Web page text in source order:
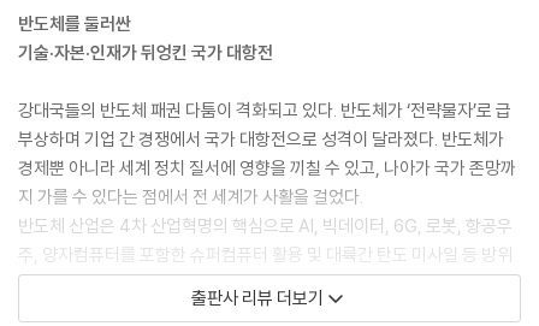
이동 중이다. 학습 중심의 GPU, 클라우드(학습, 추론) 전용 TPU, 추론 중
심의 마이아 AI 반도체, 에지향의 저전력·고효율 추론용 NPU가 각자의 영
아의 지배에서 벗어나려는 노력이 진행 중이라는 점이다. 구글은 학습, 추
론 둘다, MS는 학습은 엔비디아 GPU를 사용하고 추론은 벗어나겠다는
점이 다르다. 중장기적으로는 어떤 단일 칩이 모든 AI 연산을 지배하기보
다는, 용도에 맞는 최적의 AI 반도체를 조합해 사용하는 맞춤형 ASIC 구조
가 AI 산업의 표준으로 자리 잡을 가능성이 크다. 브로드컴(Broadcom)
은 이러한 빅테크 기업들의 칩 설계를 돕는 핵심 파트너로 협력하며 실적
이 급성장했다.
--- pp.184~185, 「격화되고 있는 빅테크들의 AI 반도체 전쟁」중에서
반도체를 둘러싼
기술·자본·인재가 뒤엉킨 국가 대항전
강대국들의 반도체 패권 다툼이 격화되고 있다. 반도체가 ‘전략물자’로 급
부상하며 기업 간 경쟁에서 국가 대항전으로 성격이 달라졌다. 반도체가
경제뿐 아니라 세계 정치 질서에 영향을 끼칠 수 있고, 나아가 국가 존망까
지 가를 수 있다는 점에서 전 세계가 사활을 걸었다.
반도체 산업은 4차 산업혁명의 핵심으로 AI, 빅데이터, 6G, 로봇, 항공우
주, 양자컴퓨터를 포함한 슈퍼컴퓨터 활용 및 대륙간 탄도 미사일 등 방위
산업의 근간이다. 반도체 기반의 첨단 기술은 민·군 모두 중요하며, 경제와
국가 안보에 큰 영향을 미친다. 이런 이유로 미중 반도체 패권 경쟁은 시간
출판사 리뷰 더보기